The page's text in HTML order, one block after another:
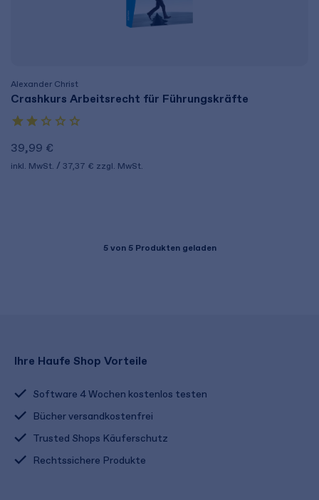
Alexander Christ
Crashkurs Arbeitsrecht für Führungskräfte
39,99 €
inkl. MwSt. 37,37 € zzgl. MwSt.
5von 5 Produkten geladen
Ihre Haufe Shop Vorteile
Software 4 Wochen kostenlos testen
Bücher versandkostenfrei
Trusted Shops Käuferschutz
Rechtssichere Produkte